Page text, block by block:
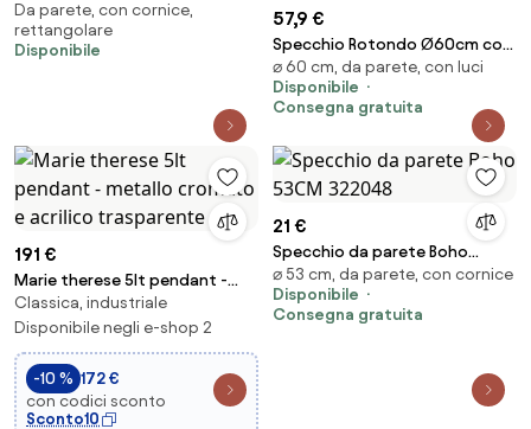
mogano
Da parete, con cornice,
rettangolare
Disponibile
57,9 €
Specchio Rotondo Ø60cm con
Spirale LED a 3 Colori
Dimmerabile Accensione
Touch...
⌀ 60 cm, da parete, con luci
Disponibile
Consegna gratuita
191 €
Marie therese 5lt pendant -
metallo cromato e acrilico
trasparente
Classica, industriale
Disponibile negli e-shop 2
-10 % 172 €
con codici sconto
Sconto10
21 €
Specchio da parete Boho
53CM 322048
⌀ 53 cm, da parete, con cornice
Disponibile
Consegna gratuita